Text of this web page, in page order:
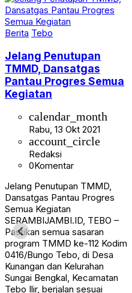
Berita Tebo
Jelang Penutupan
TMMD, Dansatgas
Pantau Progres Semua
Kegiatan
calendar_month
Rabu, 13 Okt 2021
account_circle
Redaksi
0Komentar
Jelang Penutupan TMMD,
Dansatgas Pantau Progres
Semua Kegiatan
SERAMBIJAMBI.ID, TEBO –
Pastikan semua sasaran
program TMMD ke-112 Kodim
0416/Bungo Tebo, di Desa
Kunangan dan Kelurahan
Sungai Bengkal, Kecamatan
Tebo Ilir, berjalan sesuai